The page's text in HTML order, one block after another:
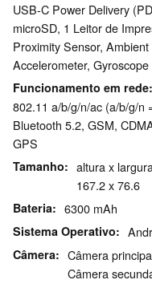
USB-C Power Delivery
microSD, 1 Leitor de
Proximity Sensor,
Accelerometer, Gyroscope
Funcionamento em rede
802.11 a/b/g/n/ac (a/b/g/n
Bluetooth 5.2, GSM,
GPS
Tamanho
altura x
167.2 x 76.6
Bateria 6300 mAh
Sistema Operativo
Câmera
Câmera
Câmera